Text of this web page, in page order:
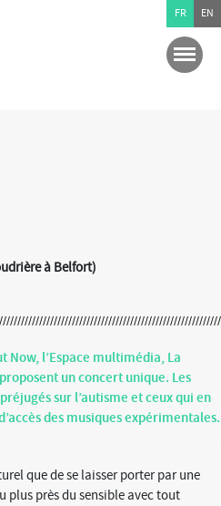
à Belfort)
Now, l’Espace multimédia, La
un concert unique. Les
sur l’autisme et ceux qui en
des musiques expérimentales.
que de se laisser porter par une
plus près du sensible avec tout
FR EN